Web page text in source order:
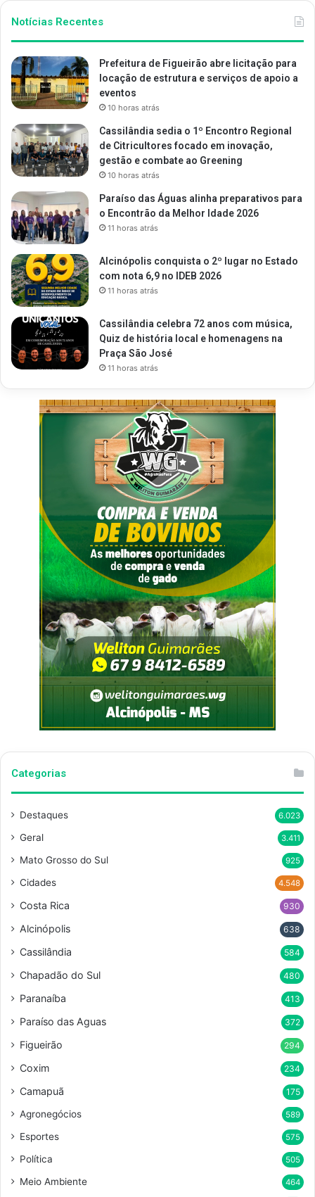
Notícias Recentes
Prefeitura de Figueirão abre licitação para
locação de estrutura e serviços de apoio a
eventos
10 horas atrás
Cassilândia sedia o 1º Encontro Regional
de Citricultores focado em inovação,
gestão e combate ao Greening
10 horas atrás
Paraíso das Águas alinha preparativos para
o Encontrão da Melhor Idade 2026
11 horas atrás
Alcinópolis conquista o 2º lugar no Estado
com nota 6,9 no IDEB 2026
11 horas atrás
Cassilândia celebra 72 anos com música,
Quiz de história local e homenagens na
Praça São José
11 horas atrás
Categorias
Destaques 6.023
Geral 3.411
Mato Grosso do Sul 925
Cidades 4.548
Costa Rica 930
Alcinópolis 638
Cassilândia 584
Chapadão do Sul 480
Paranaíba 413
Paraíso das Aguas 372
Figueirão 294
Coxim 234
Camapuã 175
Agronegócios 589
Esportes 575
Política 505
Meio Ambiente 464